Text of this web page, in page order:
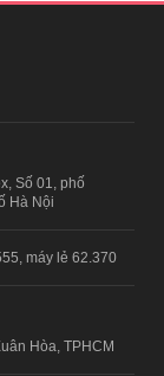
Số 01, phố
Hà Nội
máy lẻ 62.370
Hòa, TPHCM